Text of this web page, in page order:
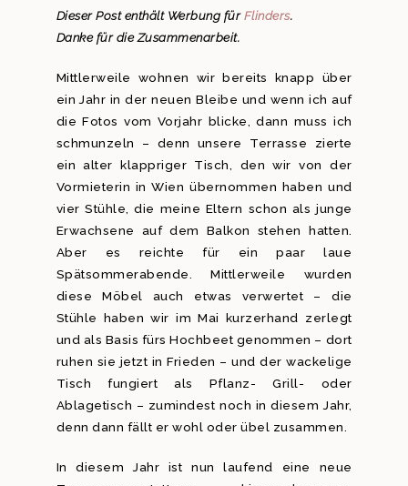
Dieser Post enthält Werbung fürFlinders.
Danke für die Zusammenarbeit.
Mittlerweile wohnen wir bereits knapp über
ein Jahr in der neuen Bleibe und wenn ich auf
die Fotos vom Vorjahr blicke, dann muss ich
schmunzeln – denn unsere Terrasse zierte
ein alter klappriger Tisch, den wir von der
Vormieterin in Wien übernommen haben und
vier Stühle, die meine Eltern schon als junge
Erwachsene auf dem Balkon stehen hatten.
Aber es reichte für ein paar laue
Spätsommerabende. Mittlerweile wurden
diese Möbel auch etwas verwertet – die
Stühle haben wir im Mai kurzerhand zerlegt
und als Basis fürs Hochbeet genommen – dort
ruhen sie jetzt in Frieden – und der wackelige
Tisch fungiert als Pflanz- Grill- oder
Ablagetisch – zumindest noch in diesem Jahr,
denn dann fällt er wohl oder übel zusammen.
In diesem Jahr ist nun laufend eine neue